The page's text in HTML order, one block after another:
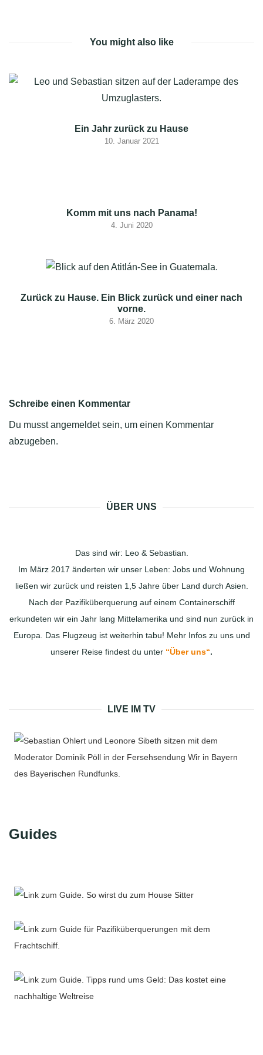
You might also like
Ein Jahr zurück zu Hause
10. Januar 2021
Komm mit uns nach Panama!
4. Juni 2020
Zurück zu Hause. Ein Blick zurück und einer nach
vorne.
6. März 2020
Schreibe einen Kommentar
Du musstangemeldetsein, um einen Kommentar
abzugeben.
ÜBER UNS
Das sind wir: Leo & Sebastian.
Im März 2017 änderten wir unser Leben: Jobs und Wohnung
ließen wir zurück und reisten 1,5 Jahre über Land durch Asien.
Nach der Pazifiküberquerung auf einem Containerschiff
erkundeten wir ein Jahr lang Mittelamerika und sind nun zurück in
Europa. Das Flugzeug ist weiterhin tabu! Mehr Infos zu uns und
unserer Reise findest du unter “Über uns“.
LIVE IM TV
Guides